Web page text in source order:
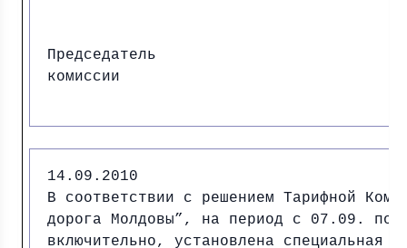
Председатель
комиссии
14.09.2010
В соответствии с решением Тарифной
дорога Молдовы”, на период с 07.09. по
включительно, установлена специальная